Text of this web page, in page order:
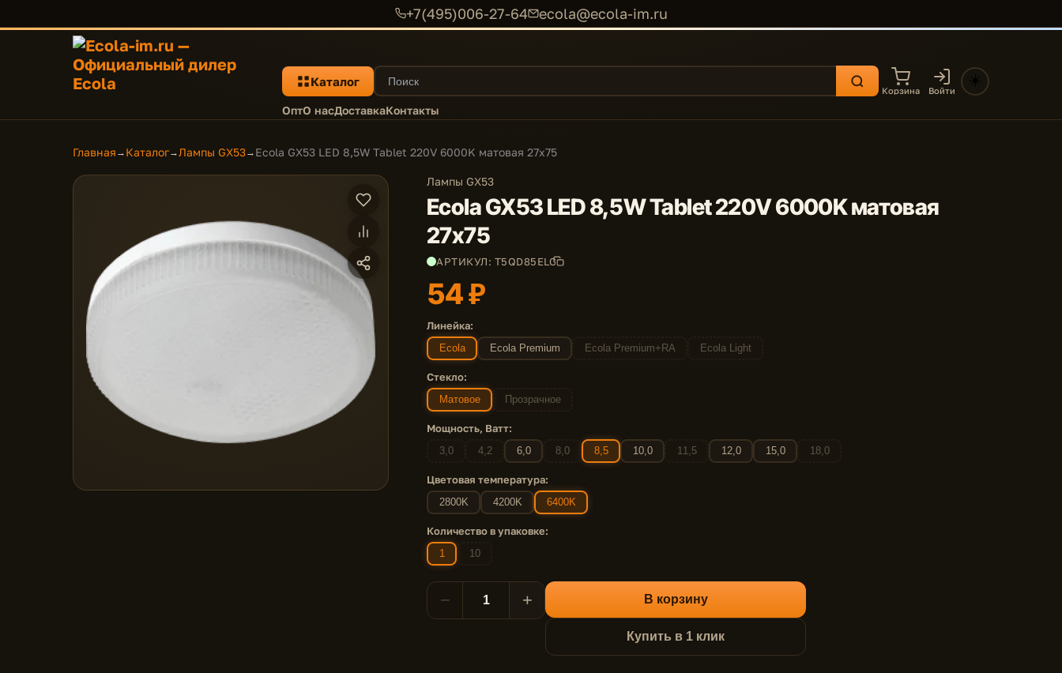
+7(495)006-27-64 ecola@ecola-im.ru
Каталог
Корзина Войти
ОптО насДоставкаКонтакты
Главная → Каталог→Лампы GX53→ Ecola GX53 LED 8,5W Tablet 220V 6000K матовая 27x75
Лампы GX53
Ecola GX53 LED 8,5W Tablet 220V 6000K матовая
27x75
АРТИКУЛ: T5QD85ELC
54 ₽
Линейка:
Ecola Ecola Premium Ecola Premium+RA Ecola Light
Стекло:
Матовое Прозрачное
Мощность, Ватт:
3,0 4,2 6,0 8,0 8,5 10,0 11,5 12,0 15,0 18,0
Цветовая температура:
2800K 4200K 6400K
Количество в упаковке:
1 10
− + В корзину
Купить в 1 клик